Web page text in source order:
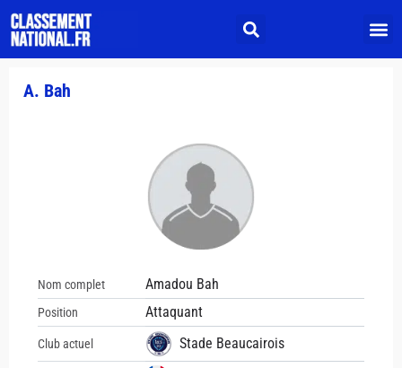
A. Bah
Nom complet Amadou Bah
Position Attaquant
Club actuel Stade Beaucairois